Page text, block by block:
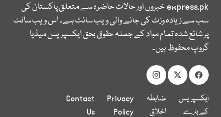
express.pkخبروں اور حالات حاضرہ سے متعلق پاکستان کی
سب سے زیادہ وزٹ کی جانے والی ویب سائٹ ہے۔ اس ویب سائٹ
پر شائع شدہ تمام مواد کے جملہ حقوق بحق ایکسپریس میڈیا
گروپ محفوظ ہیں۔
ایکسپریس
کے بارے
ضابطہ
اخلاق
Privacy
Policy
Contact
Us